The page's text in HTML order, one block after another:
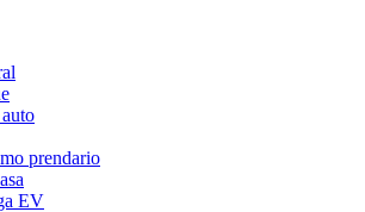
prendario
EV